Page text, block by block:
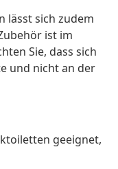
lässt sich zudem
ist im
Sie, dass sich
und nicht an der
geeignet,